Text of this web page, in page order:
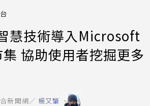
慧技術導入Microsoft
協助使用者挖掘更多
新聞網／ 楊又肇